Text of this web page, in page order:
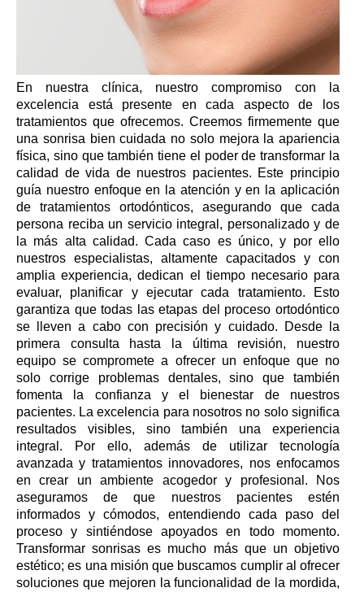
En nuestra clínica, nuestro compromiso con la
excelencia está presente en cada aspecto de los
tratamientos que ofrecemos. Creemos firmemente que
una sonrisa bien cuidada no solo mejora la apariencia
física, sino que también tiene el poder de transformar la
calidad de vida de nuestros pacientes. Este principio
guía nuestro enfoque en la atención y en la aplicación
de tratamientos ortodónticos, asegurando que cada
persona reciba un servicio integral, personalizado y de
la más alta calidad. Cada caso es único, y por ello
nuestros especialistas, altamente capacitados y con
amplia experiencia, dedican el tiempo necesario para
evaluar, planificar y ejecutar cada tratamiento. Esto
garantiza que todas las etapas del proceso ortodóntico
se lleven a cabo con precisión y cuidado. Desde la
primera consulta hasta la última revisión, nuestro
equipo se compromete a ofrecer un enfoque que no
solo corrige problemas dentales, sino que también
fomenta la confianza y el bienestar de nuestros
pacientes. La excelencia para nosotros no solo significa
resultados visibles, sino también una experiencia
integral. Por ello, además de utilizar tecnología
avanzada y tratamientos innovadores, nos enfocamos
en crear un ambiente acogedor y profesional. Nos
aseguramos de que nuestros pacientes estén
informados y cómodos, entendiendo cada paso del
proceso y sintiéndose apoyados en todo momento.
Transformar sonrisas es mucho más que un objetivo
estético; es una misión que buscamos cumplir al ofrecer
soluciones que mejoren la funcionalidad de la mordida,